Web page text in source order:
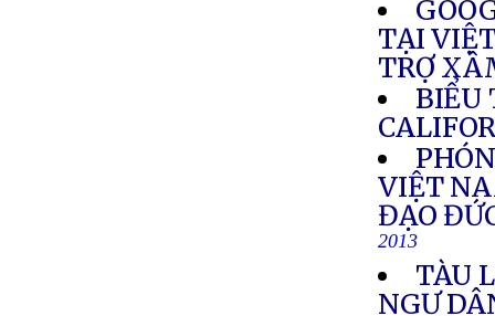
TẠI
TRỢ
BIỂU
VIỆT
ĐẠO
2013
TÀU
NGƯ